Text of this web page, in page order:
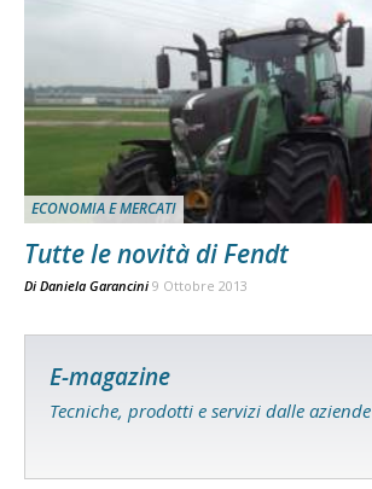
ECONOMIA E MERCATI
Tutte le novità di Fendt
Di Daniela Garancini 9 Ottobre 2013
E-magazine
Tecniche, prodotti e servizi dalle aziende